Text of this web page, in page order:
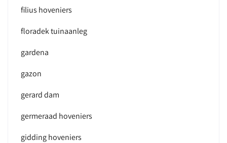
filius hoveniers
floradek tuinaanleg
gardena
gazon
gerard dam
germeraad hoveniers
gidding hoveniers